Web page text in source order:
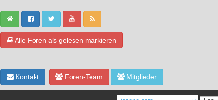
Alle Foren als gelesen markieren
Kontakt Foren-Team Mitglieder